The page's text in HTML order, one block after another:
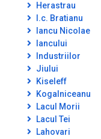
Herastrau
I.c. Bratianu
Iancu Nicolae
Iancului
Industriilor
Jiului
Kiseleff
Kogalniceanu
Lacul Morii
Lacul Tei
Lahovari